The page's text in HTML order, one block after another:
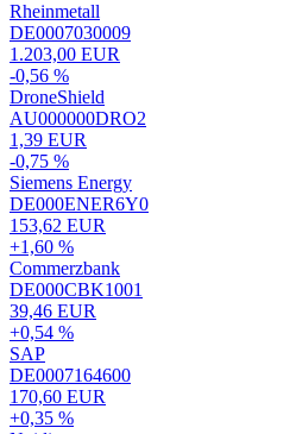
Rheinmetall
DE0007030009
1.203,00 EUR
-0,56 %
DroneShield
AU000000DRO2
1,39 EUR
-0,75 %
Siemens Energy
DE000ENER6Y0
153,62 EUR
+1,60 %
Commerzbank
DE000CBK1001
39,46 EUR
+0,54 %
SAP
DE0007164600
170,60 EUR
+0,35 %